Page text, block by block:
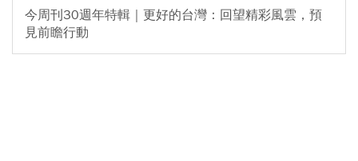
今周刊30週年特輯｜更好的台灣：回望精彩風雲，預
見前瞻行動